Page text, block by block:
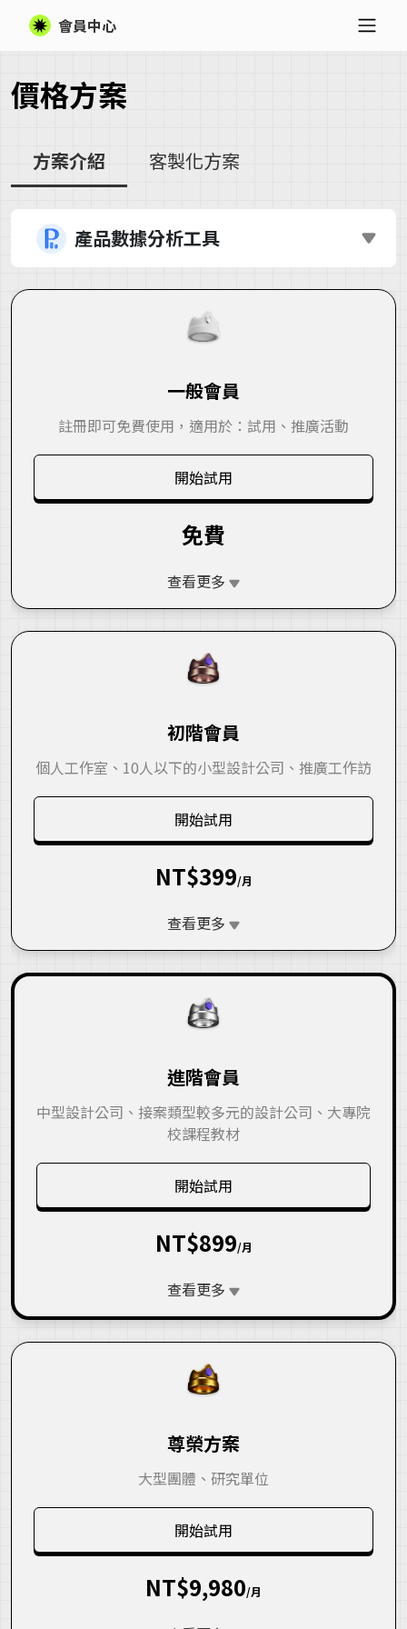
會員中心
價格方案
方案介紹 客製化方案
產品數據分析工具
一般會員
註冊即可免費使用，適用於：試用、推廣活動
開始試用
免費
查看更多
初階會員
個人工作室、10人以下的小型設計公司、推廣工作訪
開始試用
NT$399/月
查看更多
進階會員
中型設計公司、接案類型較多元的設計公司、大專院
校課程教材
開始試用
NT$899/月
查看更多
尊榮方案
大型團體、研究單位
開始試用
NT$9,980/月